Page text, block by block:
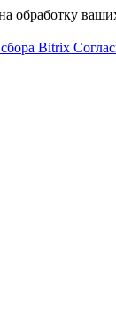
обработку
Bitrix